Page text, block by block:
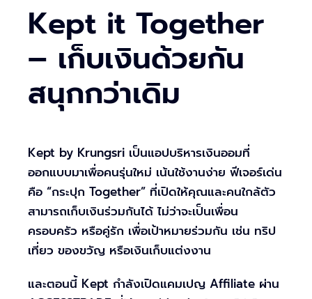
Kept it Together
– เก็บเงินด้วยกัน
สนุกกว่าเดิม
Kept by Krungsri เป็นแอปบริหารเงินออมที่
ออกแบบมาเพื่อคนรุ่นใหม่ เน้นใช้งานง่าย ฟีเจอร์เด่น
คือ “กระปุก Together” ที่เปิดให้คุณและคนใกล้ตัว
สามารถเก็บเงินร่วมกันได้ ไม่ว่าจะเป็นเพื่อน
ครอบครัว หรือคู่รัก เพื่อเป้าหมายร่วมกัน เช่น ทริป
เที่ยว ของขวัญ หรือเงินเก็บแต่งงาน
และตอนนี้ Kept กำลังเปิดแคมเปญ Affiliate ผ่าน